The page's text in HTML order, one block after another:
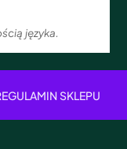
języka.
SKLEPU